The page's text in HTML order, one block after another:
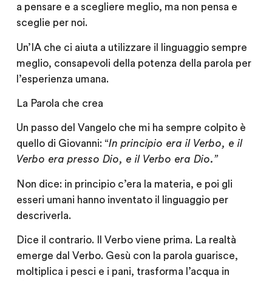
a pensare e a scegliere meglio, ma non pensa e
sceglie per noi.
Un’IA che ci aiuta a utilizzare il linguaggio sempre
meglio, consapevoli della potenza della parola per
l’esperienza umana.
La Parola che crea
Un passo del Vangelo che mi ha sempre colpito è
quello di Giovanni: “In principio era il Verbo, e il
Verbo era presso Dio, e il Verbo era Dio.”
Non dice: in principio c’era la materia, e poi gli
esseri umani hanno inventato il linguaggio per
descriverla.
Dice il contrario. Il Verbo viene prima. La realtà
emerge dal Verbo. Gesù con la parola guarisce,
moltiplica i pesci e i pani, trasforma l’acqua in